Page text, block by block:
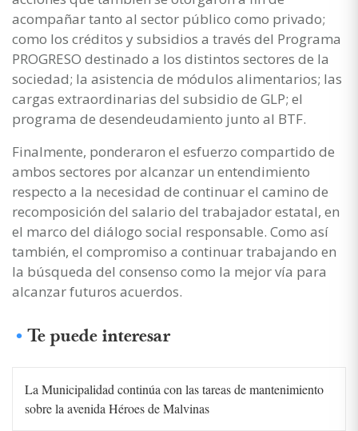
acompañar tanto al sector público como privado;
como los créditos y subsidios a través del Programa
PROGRESO destinado a los distintos sectores de la
sociedad; la asistencia de módulos alimentarios; las
cargas extraordinarias del subsidio de GLP; el
programa de desendeudamiento junto al BTF.
Finalmente, ponderaron el esfuerzo compartido de
ambos sectores por alcanzar un entendimiento
respecto a la necesidad de continuar el camino de
recomposición del salario del trabajador estatal, en
el marco del diálogo social responsable. Como así
también, el compromiso a continuar trabajando en
la búsqueda del consenso como la mejor vía para
alcanzar futuros acuerdos.
Te puede interesar
La Municipalidad continúa con las tareas de mantenimiento
sobre la avenida Héroes de Malvinas